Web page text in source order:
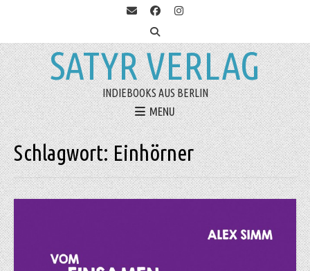
SATYR VERLAG
INDIEBOOKS AUS BERLIN
MENU
Schlagwort:Einhörner